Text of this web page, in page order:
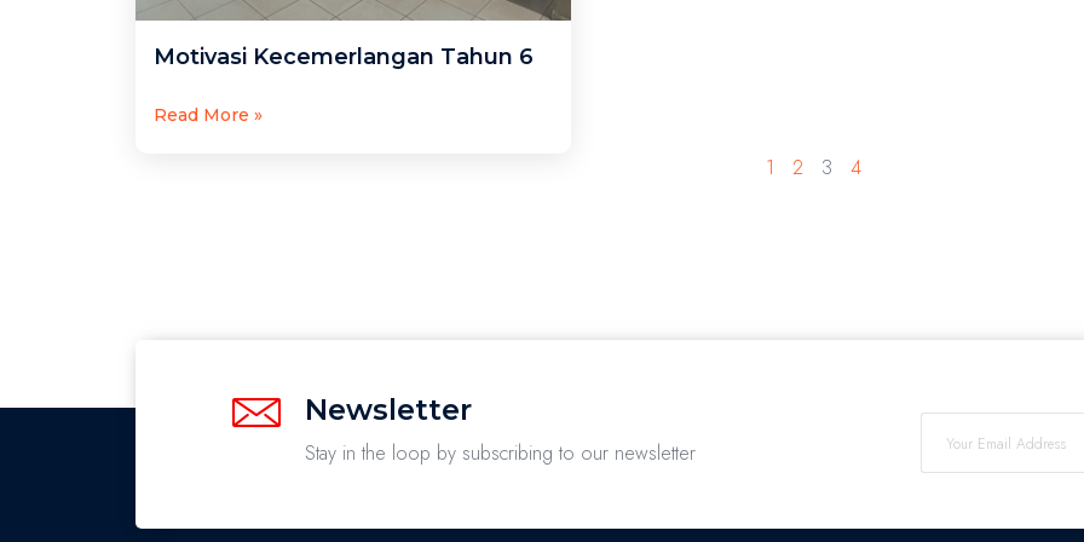
Motivasi Kecemerlangan Tahun 6
Read More »
1 2 3 4
Newsletter
Stay in the loop by subscribing to our newsletter